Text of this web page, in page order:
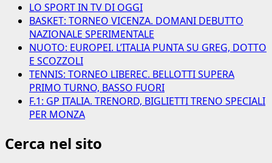
LO SPORT IN TV DI OGGI
BASKET: TORNEO VICENZA. DOMANI DEBUTTO
NAZIONALE SPERIMENTALE
NUOTO: EUROPEI. L’ITALIA PUNTA SU GREG, DOTTO
E SCOZZOLI
TENNIS: TORNEO LIBEREC. BELLOTTI SUPERA
PRIMO TURNO, BASSO FUORI
F.1: GP ITALIA. TRENORD, BIGLIETTI TRENO SPECIALI
PER MONZA
Cerca nel sito